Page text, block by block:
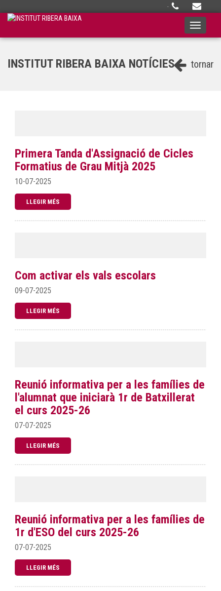
·
Toggle
tornar
INSTITUT RIBERA BAIXA NOTÍCIES
Primera Tanda d'Assignació de Cicles
Formatius de Grau Mitjà 2025
10-07-2025
LLEGIR MÉS
Com activar els vals escolars
09-07-2025
LLEGIR MÉS
Reunió informativa per a les famílies de
l'alumnat que iniciarà 1r de Batxillerat
el curs 2025-26
07-07-2025
LLEGIR MÉS
Reunió informativa per a les famílies de
1r d'ESO del curs 2025-26
07-07-2025
LLEGIR MÉS